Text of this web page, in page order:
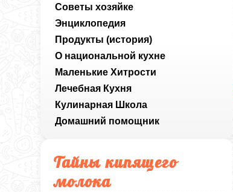
Советы хозяйке
Энциклопедия
Продукты (история)
О национальной кухне
Маленькие Хитрости
Лечебная Кухня
Кулинарная Школа
Домашний помощник
Тайны кипящего
молока